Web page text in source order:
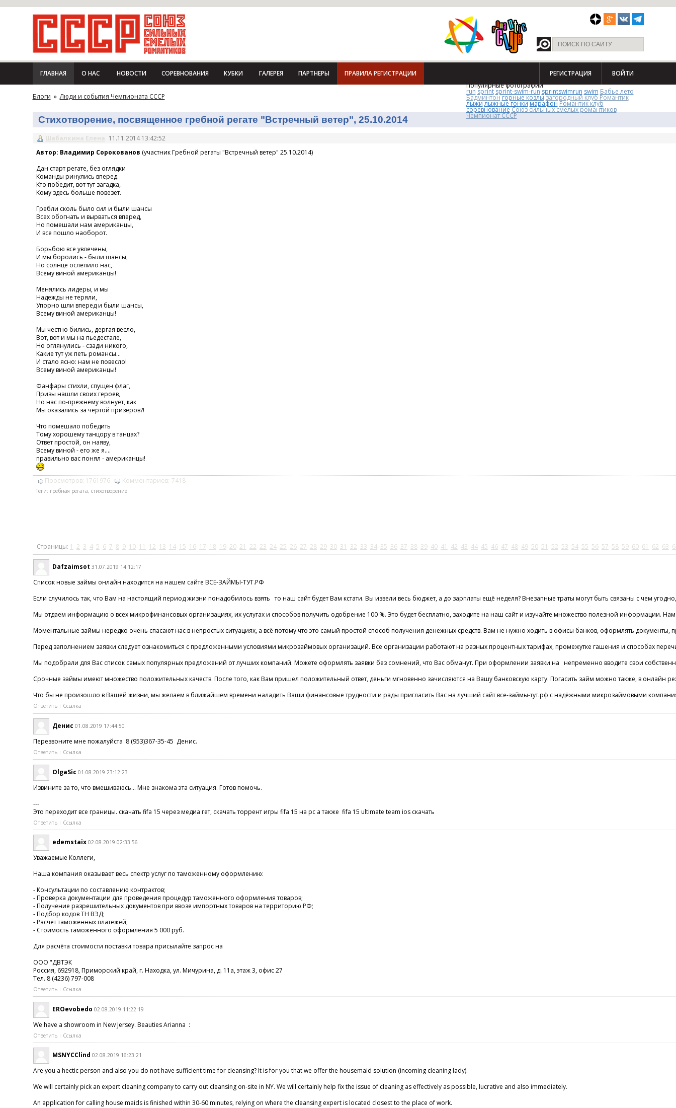
ГЛАВНАЯ О НАС НОВОСТИ СОРЕВНОВАНИЯ КУБКИ ГАЛЕРЕЯ ПАРТНЕРЫ ПРАВИЛА РЕГИСТРАЦИИ РЕГИСТРАЦИЯ ВОЙТИ
Блоги » Люди и события Чемпионата СССР
Стихотворение, посвященное гребной регате "Встречный ветер", 25.10.2014
Шабалкина Елена 11.11.2014 13:42:52
Автор: Владимир Сорокованов (участник Гребной регаты "Встречный ветер" 25.10.2014)
Дан старт регате, без оглядки
Команды ринулись вперед.
Кто победит, вот тут загадка,
Кому здесь больше повезет.
Гребли сколь было сил и были шансы
Всех обогнать и вырваться вперед,
Но помешали нам американцы,
И все пошло наоборот.
Борьбою все увлечены,
И мы боролись - были шансы,
Но солнце ослепило нас,
Всему виной американцы!
Менялись лидеры, и мы
Надежды не теряли,
Упорно шли вперед и были шансы,
Всему виной американцы!
Мы честно бились, дергая весло,
Вот, вот и мы на пьедестале,
Но оглянулись - сзади никого,
Какие тут уж петь романсы...
И стало ясно: нам не повесло!
Всему виной американцы!
Фанфары стихли, спущен флаг,
Призы нашли своих героев,
Но нас по-прежнему волнует, как
Мы оказались за чертой призеров?!
Что помешало победить
Тому хорошему танцору в танцах?
Ответ простой, он наяву,
Всему виной - его же я....
правильно вас понял - американцы!
Просмотров: 1761976 Комментариев: 7418
Теги: гребная регата, стихотворение
Страницы: 1 2 3 4 5 6 7 8 9 10 11 12 13 14 15 16 17 18 19 20 21 22 23 24 25 26 27 28 29 30 31 32 33 34 35 36 37 38 39 40 41 42 43 44 45 46 47 48 49 50 51 52 53 54 55 56 57 58 59 60 61 62 63
Dafzaimsot 31.07.2019 14:12:17
Список новые займы онлайн находится на нашем сайте ВСЕ-ЗАЙМЫ-ТУТ.РФ
Если случилось так, что Вам на настоящий период жизни понадобилось взять то наш сайт будет Вам кстати. Вы извели весь бюджет, а до зарплаты ещё неделя? Внезапные траты могут быть связаны с
Мы отдаем информацию о всех микрофинансовых организациях, их услугах и способов получить одобрение 100 %. Это будет бесплатно, заходите на наш сайт и изучайте множество полезной информации.
Моментальные займы нередко очень спасают нас в непростых ситуациях, а всё потому что это самый простой способ получения денежных средств. Вам не нужно ходить в офисы банков, оформлять
Перед заполнением заявки следует ознакомиться с предложенными условиями микрозаймовых организаций. Все организации работают на разных процентных тарифах, промежутке гашения и способах
Мы подобрали для Вас список самых популярных предложений от лучших компаний. Можете оформлять заявки без сомнений, что Вас обманут. При оформлении заявки на непременно вводите свои
Срочные займы имеют множество положительных качеств. После того, как Вам пришел положительный ответ, деньги мгновенно зачисляются на Вашу банковскую карту. Погасить займ можно также, в
Что бы не произошло в Вашей жизни, мы желаем в ближайшем времени наладить Ваши финансовые трудности и рады пригласить Вас на лучший сайт все-займы-тут.рф с надёжными микрозаймовыми
Ответить Ссылка
Денис 01.08.2019 17:44:50
Перезвоните мне пожалуйста 8 (953)367-35-45 Денис.
Ответить Ссылка
OlgaSic 01.08.2019 23:12:23
Извините за то, что вмешиваюсь… Мне знакома эта ситуация. Готов помочь.
---
Это переходит все границы. скачать fifa 15 через медиа гет, скачать торрент игры fifa 15 на pc а также fifa 15 ultimate team ios скачать
Ответить Ссылка
edemstaix 02.08.2019 02:33:56
Уважаемые Коллеги,
Наша компания оказывает весь спектр услуг по таможенному оформлению:
- Консультации по составлению контрактов;
- Проверка документации для проведения процедур таможенного оформления товаров;
- Получение разрешительных документов при ввозе импортных товаров на территорию РФ;
- Подбор кодов ТН ВЭД;
- Расчёт таможенных платежей;
- Стоимость таможенного оформления 5 000 руб.
Для расчёта стоимости поставки товара присылайте запрос на
ООО "ДВТЭК
Россия, 692918, Приморский край, г. Находка, ул. Мичурина, д. 11а, этаж 3, офис 27
Тел. 8 (4236) 797-008
Ответить Ссылка
EROevobedo 02.08.2019 11:22:19
We have a showroom in New Jersey. Beauties Arianna :
Ответить Ссылка
MSNYCClind 02.08.2019 16:23:21
Are you a hectic person and also you do not have sufficient time for cleansing? It is for you that we offer the housemaid solution (incoming cleaning lady).
We will certainly pick an expert cleaning company to carry out cleansing on-site in NY. We will certainly help fix the issue of cleaning as effectively as possible, lucrative and also immediately.
An application for calling house maids is finished within 30-60 minutes, relying on where the cleansing expert is located closest to the place of work.
Популярные фотографии
run sprint sprint-swim-run sprintswimrun swim Бабье лето
Бадминтонгорные козлызагородный клуб Романтик
лыжилыжные гонкимарафон Романтик клуб
соревнованиеСоюз сильных смелых романтиков
Чемпионат СССР